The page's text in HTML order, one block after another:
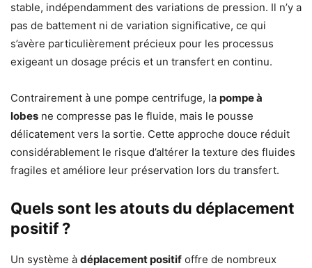
stable, indépendamment des variations de pression. Il n’y a
pas de battement ni de variation significative, ce qui
s’avère particulièrement précieux pour les processus
exigeant un dosage précis et un transfert en continu.
Contrairement à une pompe centrifuge, la pompe à
lobes ne compresse pas le fluide, mais le pousse
délicatement vers la sortie. Cette approche douce réduit
considérablement le risque d’altérer la texture des fluides
fragiles et améliore leur préservation lors du transfert.
Quels sont les atouts du déplacement
positif ?
Un système à déplacement positif offre de nombreux